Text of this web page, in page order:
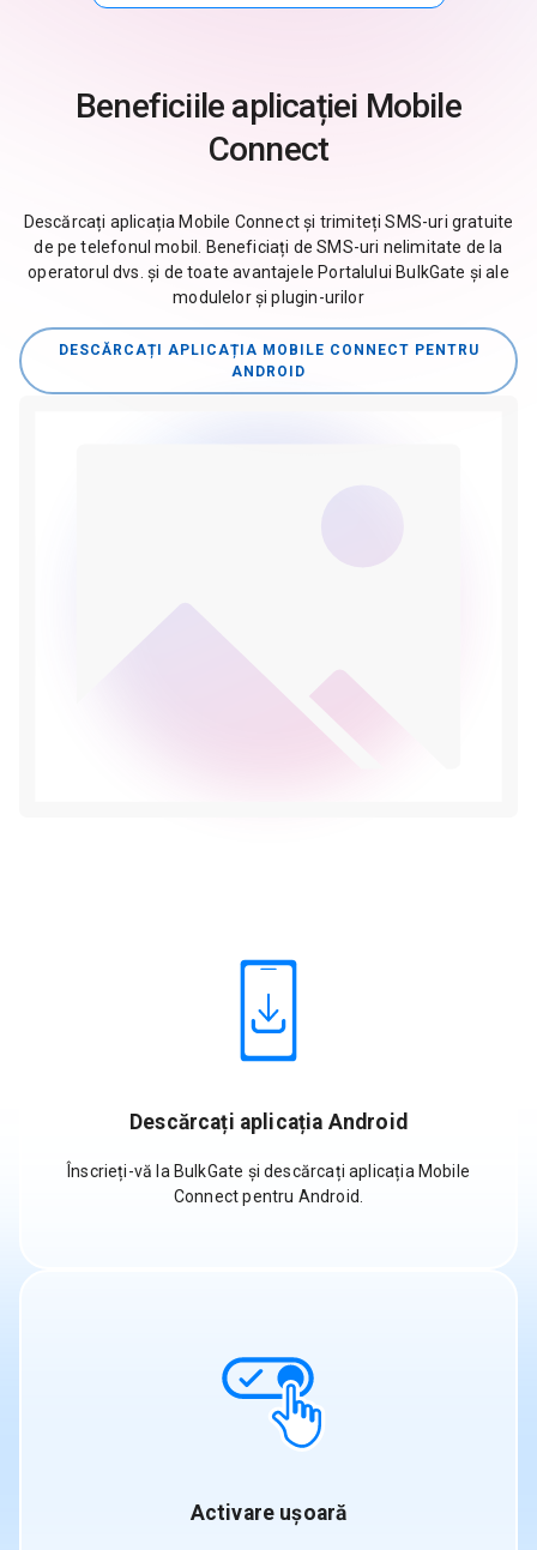
Beneficiile aplicației Mobile
Connect
Descărcați aplicația Mobile Connect și trimiteți SMS-uri gratuite
de pe telefonul mobil. Beneficiați de SMS-uri nelimitate de la
operatorul dvs. și de toate avantajele Portalului BulkGate și ale
modulelor și plugin-urilor
DESCĂRCAȚI APLICAȚIA MOBILE CONNECT PENTRU
ANDROID
Descărcați aplicația Android
Înscrieți-vă la BulkGate și descărcați aplicația Mobile
Connect pentru Android.
Activare ușoară